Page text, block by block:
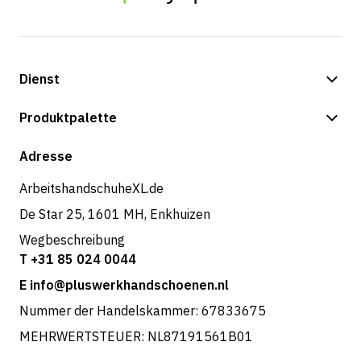
Dienst
Zahlungsmöglichkeiten
Rücksendungen und Service
Produktpalette
Shop
Adresse
ArbeitshandschuheXL.de
De Star 25, 1601 MH, Enkhuizen
Wegbeschreibung
T +31 85 024 0044
E info@pluswerkhandschoenen.nl
Nummer der Handelskammer: 67833675
MEHRWERTSTEUER: NL87191561B01